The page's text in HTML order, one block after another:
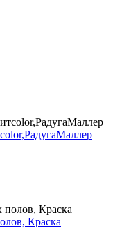
Краска